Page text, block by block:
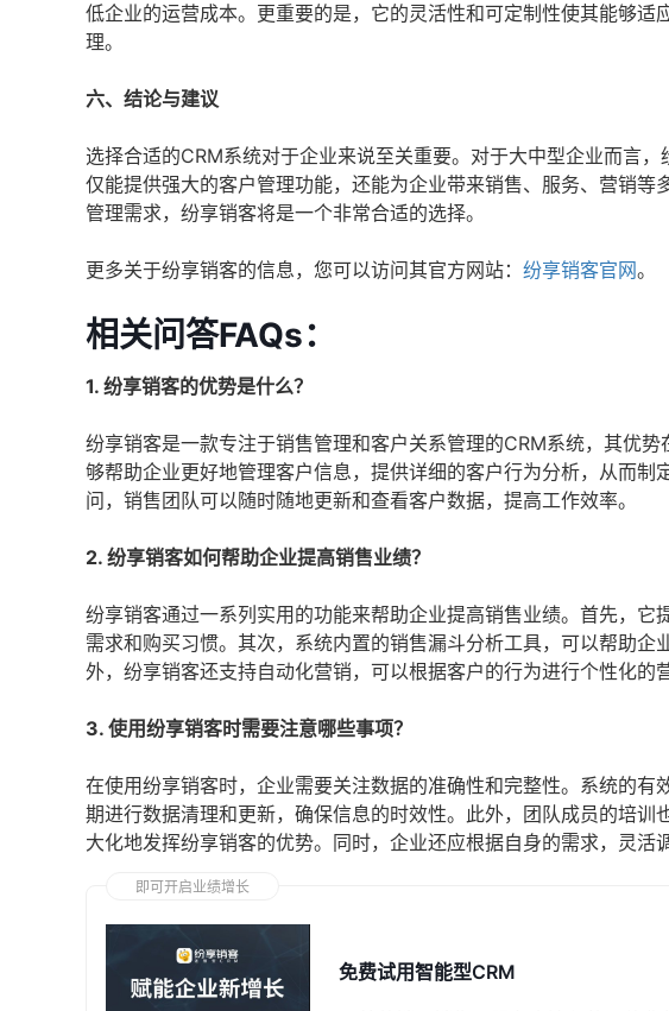
低企业的运营成本。更重要的是，它的灵活性和可定制性使其能够
理。
六、结论与建议
选择合适的CRM系统对于企业来说至关重要。对于大中型企业而言
仅能提供强大的客户管理功能，还能为企业带来销售、服务、营销
管理需求，纷享销客将是一个非常合适的选择。
更多关于纷享销客的信息，您可以访问其官方网站： 纷享销客官网。
相关问答FAQs：
1. 纷享销客的优势是什么？
纷享销客是一款专注于销售管理和客户关系管理的CRM系统，其优
够帮助企业更好地管理客户信息，提供详细的客户行为分析，从而
问，销售团队可以随时随地更新和查看客户数据，提高工作效率。
2. 纷享销客如何帮助企业提高销售业绩？
纷享销客通过一系列实用的功能来帮助企业提高销售业绩。首先，
需求和购买习惯。其次，系统内置的销售漏斗分析工具，可以帮助
外，纷享销客还支持自动化营销，可以根据客户的行为进行个性化的
3. 使用纷享销客时需要注意哪些事项？
在使用纷享销客时，企业需要关注数据的准确性和完整性。系统的
期进行数据清理和更新，确保信息的时效性。此外，团队成员的培
大化地发挥纷享销客的优势。同时，企业还应根据自身的需求，灵活
即可开启业绩增长
免费试用智能型CRM